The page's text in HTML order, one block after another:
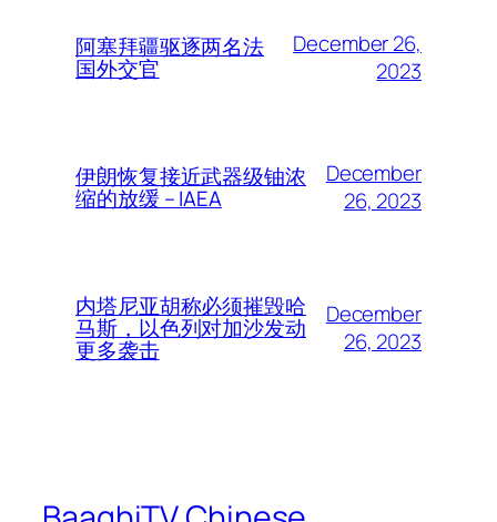
阿塞拜疆驱逐两名法
国外交官
December 26,
2023
伊朗恢复接近武器级铀浓
缩的放缓 – IAEA
December
26, 2023
内塔尼亚胡称必须摧毁哈
马斯，以色列对加沙发动
更多袭击
December
26, 2023